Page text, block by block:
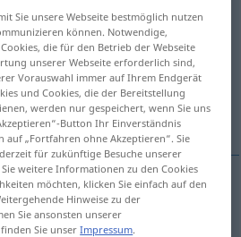
> UMG
anklicken/antippen)
Sie unsere Webseite bestmöglich nutzen
können. Notwendige,
die für den Betrieb der Webseite
unserer Webseite erforderlich sind,
Vorauswahl immer auf Ihrem Endgerät
und Cookies, die der Bereitstellung
werden nur gespeichert, wenn Sie uns
Button Ihr Einverständnis
auf „Fortfahren ohne Akzeptieren“. Sie
für zukünftige Besuche unserer
weitere Informationen zu den Cookies
möchten, klicken Sie einfach auf den
Hinweise zu der
Sie ansonsten unserer
finden Sie unserImpressum.